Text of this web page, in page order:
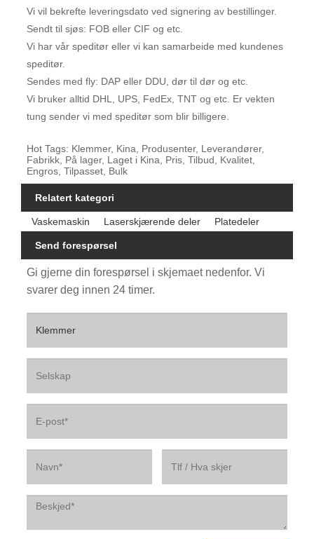
Vi vil bekrefte leveringsdato ved signering av bestillinger.
Sendt til sjøs: FOB eller CIF og etc.
Vi har vår speditør eller vi kan samarbeide med kundenes
speditør.
Sendes med fly: DAP eller DDU, dør til dør og etc.
Vi bruker alltid DHL, UPS, FedEx, TNT og etc. Er vekten
tung sender vi med speditør som blir billigere.
Hot Tags: Klemmer, Kina, Produsenter, Leverandører,
Fabrikk, På lager, Laget i Kina, Pris, Tilbud, Kvalitet,
Engros, Tilpasset, Bulk
Relatert kategori
Vaskemaskin Laserskjærende deler Platedeler
Send forespørsel
Gi gjerne din forespørsel i skjemaet nedenfor. Vi
svarer deg innen 24 timer.